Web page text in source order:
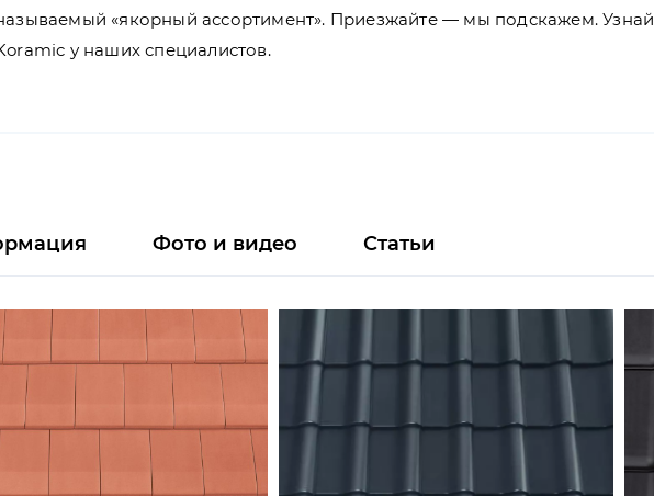
«якорный ассортимент». Приезжайте — мы подскажем.
у наших специалистов.
Фото и видео Статьи